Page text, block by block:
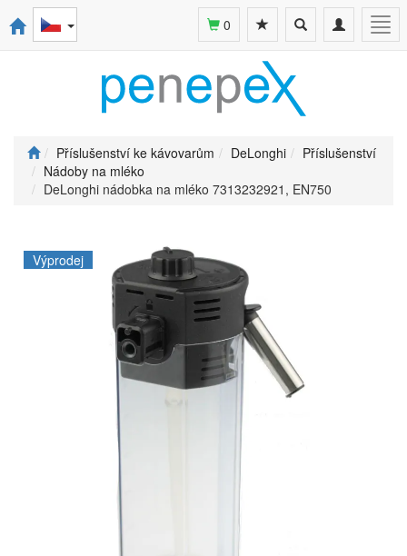
Toggle
navigation
Toggle
search
0
Příslušenství ke kávovarům DeLonghi
Příslušenství
Nádoby na mléko
DeLonghi nádobka na mléko 7313232921, EN750
Výprodej